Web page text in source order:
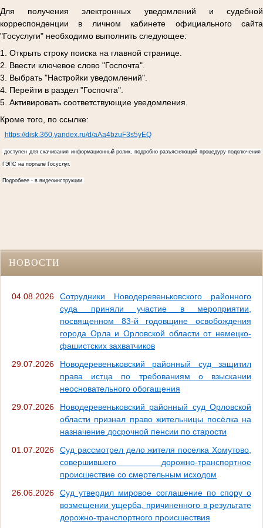
Для получения электронных уведомлений и судебной
корреспонденции в личном кабинете официального сайта
"Госуслуги" необходимо выполнить следующее:
1. Открыть строку поиска на главной странице.
2. Ввести ключевое слово "Госпочта".
3. Выбрать "Настройки уведомлений".
4. Перейти в раздел "Госпочта".
5. Активировать соответствующие уведомления.
Кроме того, по ссылке:
https://disk.360.yandex.ru/d/aAa4bzuF3s5yEQ
доступен для скачивания информационный ролик, подробно разъясняющий процедуру подключения
ГЭПС на портале Госуслуг.
Подробнее - в видеоинструкции.
НОВОСТИ
04.08.2026
Сотрудники Новодеревеньковского районного
суда приняли участие в мероприятии,
посвященном 83-й годовщине освобождения
города Орла и Орловской области от немецко-
фашистских захватчиков
29.07.2026
Новодеревеньковский районный суд защитил
права истца по требованиям о взыскании
неосновательного обогащения
29.07.2026
Новодеревеньковский районный суд Орловской
области признал право жительницы посёлка на
назначение досрочной пенсии по старости
01.07.2026
Суд рассмотрел дело жителя поселка Хомутово,
совершившего дорожно-транспортное
происшествие со смертельным исходом
26.06.2026
Суд утвердил мировое соглашение по спору о
возмещении ущерба, причиненного в результате
дорожно-транспортного происшествия